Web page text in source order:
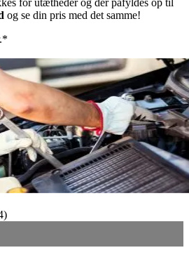
og se din pris med det samme!
)